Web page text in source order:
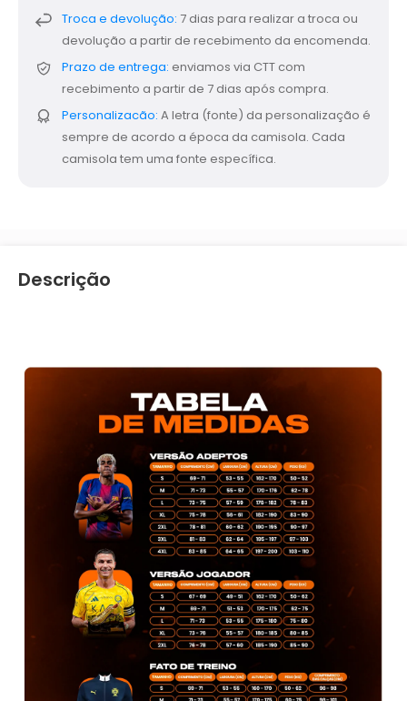
Troca e devolução: 7 dias para realizar a troca ou
devolução a partir de recebimento da encomenda.
Prazo de entrega: enviamos via CTT com
recebimento a partir de 7 dias após compra.
Personalizacão: A letra (fonte) da personalização é
sempre de acordo a época da camisola. Cada
camisola tem uma fonte específica.
Descrição